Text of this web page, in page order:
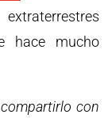
hace mucho
con